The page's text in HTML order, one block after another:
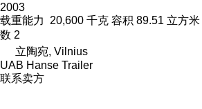
2003
载重能力
20,600 千克 容积 89.51 立方米
数 2
立陶宛, Vilnius
UAB Hanse Trailer
联系卖方